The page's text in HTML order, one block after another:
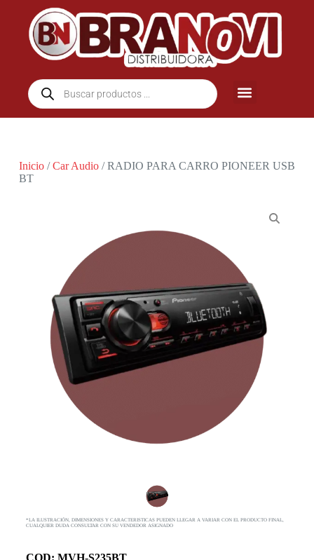
Inicio/Car Audio/ RADIO PARA CARRO PIONEER USB
BT
*LA ILUSTRACIÓN, DIMENSIONES Y CARACTERISTICAS PUEDEN LLEGAR A VARIAR CON EL PRODUCTO FINAL,
CUALQUIER DUDA CONSULTAR CON SU VENDEDOR ASIGNADO
COD: MVH-S235BT